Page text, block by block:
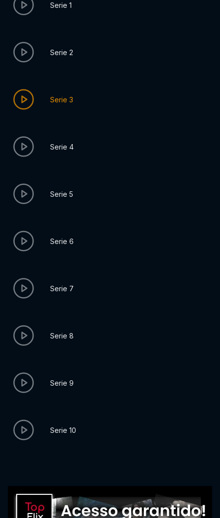
Serie 1
Serie 2
Serie 3
Serie 4
Serie 5
Serie 6
Serie 7
Serie 8
Serie 9
Serie 10